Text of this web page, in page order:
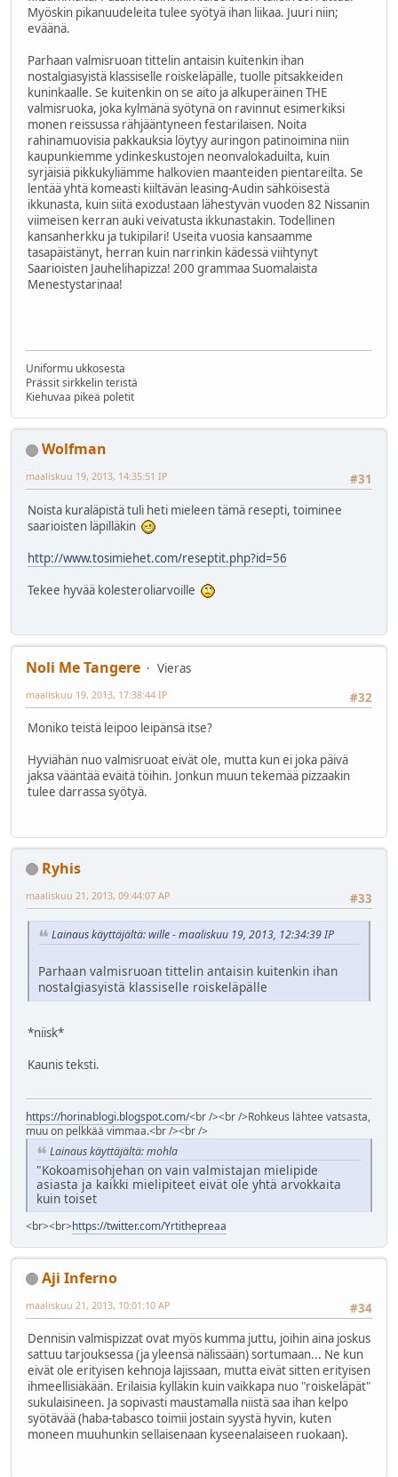
Myöskin pikanuudeleita tulee syötyä ihan liikaa. Juuri niin;
eväänä.
Parhaan valmisruoan tittelin antaisin kuitenkin ihan
nostalgiasyistä klassiselle roiskeläpälle, tuolle pitsakkeiden
kuninkaalle. Se kuitenkin on se aito ja alkuperäinen THE
valmisruoka, joka kylmänä syötynä on ravinnut esimerkiksi
monen reissussa rähjääntyneen festarilaisen. Noita
rahinamuovisia pakkauksia löytyy auringon patinoimina niin
kaupunkiemme ydinkeskustojen neonvalokaduilta, kuin
syrjäisiä pikkukyliämme halkovien maanteiden pientareilta. Se
lentää yhtä komeasti kiiltävän leasing-Audin sähköisestä
ikkunasta, kuin siitä exodustaan lähestyvän vuoden 82 Nissanin
viimeisen kerran auki veivatusta ikkunastakin. Todellinen
kansanherkku ja tukipilari! Useita vuosia kansaamme
tasapäistänyt, herran kuin narrinkin kädessä viihtynyt
Saarioisten Jauhelihapizza! 200 grammaa Suomalaista
Menestystarinaa!
Uniformu ukkosesta
Prässit sirkkelin teristä
Kiehuvaa pikeä poletit
Wolfman
#31
maaliskuu 19, 2013, 14:35:51 IP
Noista kuraläpistä tuli heti mieleen tämä resepti, toiminee
saarioisten läpilläkin
http://www.tosimiehet.com/reseptit.php?id=56
Tekee hyvää kolesteroliarvoille
Noli Me Tangere
Vieras
#32
maaliskuu 19, 2013, 17:38:44 IP
Moniko teistä leipoo leipänsä itse?
Hyviähän nuo valmisruoat eivät ole, mutta kun ei joka päivä
jaksa vääntää eväitä töihin. Jonkun muun tekemää pizzaakin
tulee darrassa syötyä.
Ryhis
#33
maaliskuu 21, 2013, 09:44:07 AP
Lainaus käyttäjältä: wille - maaliskuu 19, 2013, 12:34:39 IP
Parhaan valmisruoan tittelin antaisin kuitenkin ihan
nostalgiasyistä klassiselle roiskeläpälle
*niisk*
Kaunis teksti.
https://horinablogi.blogspot.com/<br /><br />Rohkeus lähtee vatsasta,
muu on pelkkää vimmaa.<br /><br />
Lainaus käyttäjältä: mohla
"Kokoamisohjehan on vain valmistajan mielipide
asiasta ja kaikki mielipiteet eivät ole yhtä arvokkaita
kuin toiset
<br><br>https://twitter.com/Yrtithepreaa
Aji Inferno
#34
maaliskuu 21, 2013, 10:01:10 AP
Dennisin valmispizzat ovat myös kumma juttu, joihin aina joskus
sattuu tarjouksessa (ja yleensä nälissään) sortumaan... Ne kun
eivät ole erityisen kehnoja lajissaan, mutta eivät sitten erityisen
ihmeellisiäkään. Erilaisia kylläkin kuin vaikkapa nuo "roiskeläpät"
sukulaisineen. Ja sopivasti maustamalla niistä saa ihan kelpo
syötävää (haba-tabasco toimii jostain syystä hyvin, kuten
moneen muuhunkin sellaisenaan kyseenalaiseen ruokaan).